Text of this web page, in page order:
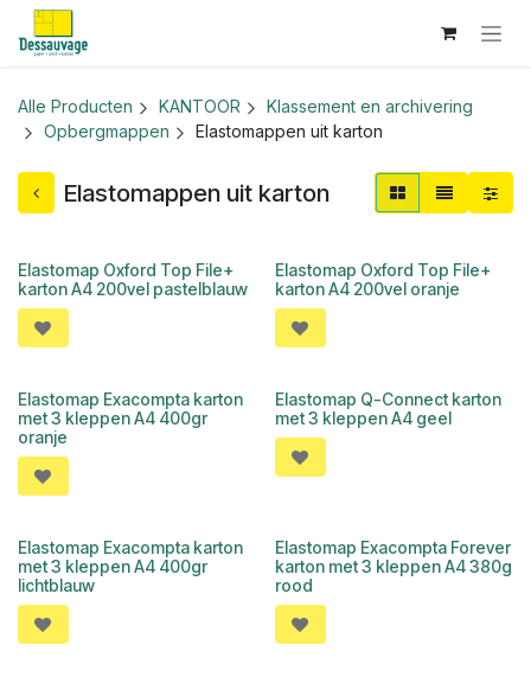
Overslaan naar inhoud
Alle Producten KANTOOR
Klassement en archivering
Opbergmappen
Elastomappen uit karton
Elastomappen uit karton
Elastomap Oxford Top File+
karton A4 200vel pastelblauw
Elastomap Oxford Top File+
karton A4 200vel oranje
Elastomap Exacompta karton
met 3 kleppen A4 400gr
oranje
Elastomap Q-Connect karton
met 3 kleppen A4 geel
Elastomap Exacompta karton
met 3 kleppen A4 400gr
lichtblauw
Elastomap Exacompta Forever
karton met 3 kleppen A4 380g
rood